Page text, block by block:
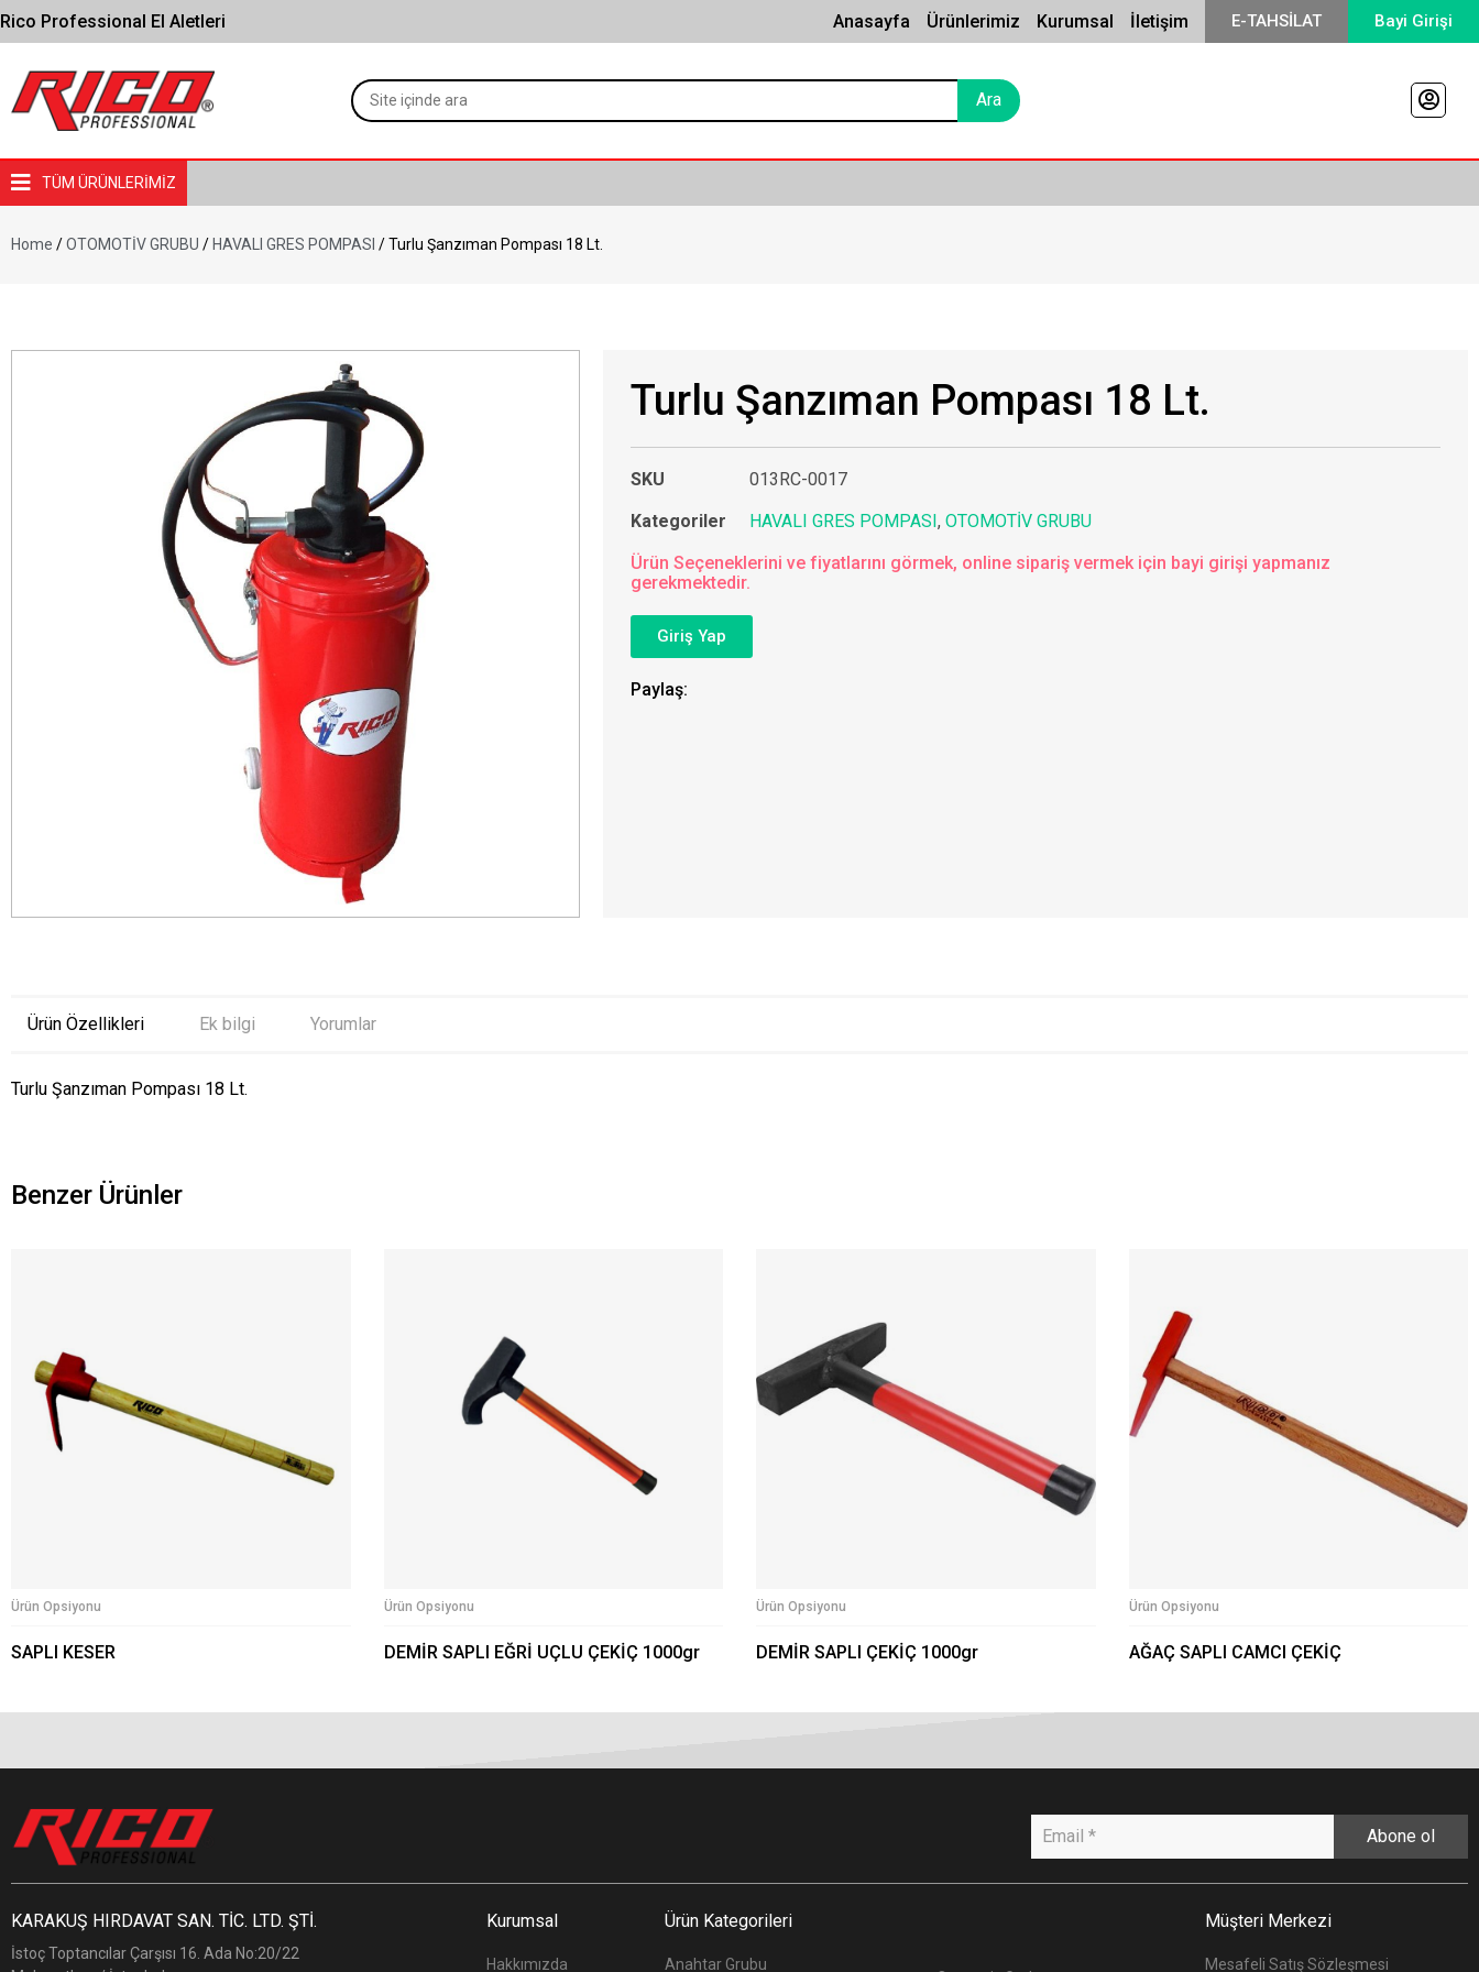
Rico Professional El Aletleri Anasayfa Ürünlerimiz Kurumsal İletişim E-TAHSİLAT Bayi Girişi
TÜM ÜRÜNLERİMİZ
Home /OTOMOTİV GRUBU /HAVALI GRES POMPASI / Turlu Şanzıman Pompası 18 Lt.
Turlu Şanzıman Pompası 18 Lt.
SKU
013RC-0017
Kategoriler
HAVALI GRES POMPASI, OTOMOTİV GRUBU
Ürün Seçeneklerini ve fiyatlarını görmek, online sipariş vermek için bayi girişi yapmanız
gerekmektedir.
Giriş Yap
Paylaş:
Ürün Özellikleri Ek bilgi Yorumlar
Turlu Şanzıman Pompası 18 Lt.
Benzer Ürünler
Ürün Opsiyonu
SAPLI KESER
Ürün Opsiyonu
DEMİR SAPLI EĞRİ UÇLU ÇEKİÇ 1000gr
Ürün Opsiyonu
DEMİR SAPLI ÇEKİÇ 1000gr
Ürün Opsiyonu
AĞAÇ SAPLI CAMCI ÇEKİÇ
Abone ol
KARAKUŞ HIRDAVAT SAN. TİC. LTD. ŞTİ.
İstoç Toptancılar Çarşısı 16. Ada No:20/22
Kurumsal
Hakkımızda
Ürün Kategorileri
Anahtar Grubu
Müşteri Merkezi
Mesafeli Satış Sözleşmesi